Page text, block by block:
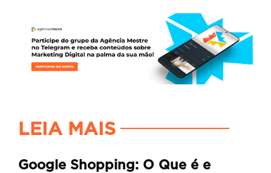
LEIA MAIS
Google Shopping: O Que é e